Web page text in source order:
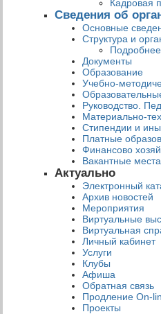
Кадровая
Сведения об
Основные
Структура и
Подробнее
Документы
Образование
Учебно-
Руководство.
Материально-
Стипендии и
Платные
Финансово
Вакантные
Актуально
Электронный
Архив новостей
Мероприятия
Виртуальные
Виртуальная
Личный кабинет
Услуги
Клубы
Афиша
Обратная связь
Продление On-
Проекты